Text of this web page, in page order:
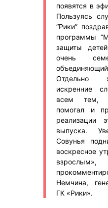
появятся в
Пользуясь
“Рики”
программы
защиты
очень
Отдельно
искренние
всем тем,
помогал и
реализации
выпуска.
Совунья
воскресное
Немчина,
ГК «Рики».